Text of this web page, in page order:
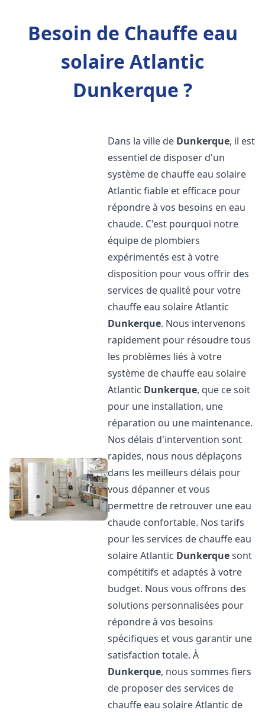
Besoin de Chauffe eau
solaire Atlantic
Dunkerque ?
Dans la ville de Dunkerque, il est
essentiel de disposer d'un
système de chauffe eau solaire
Atlantic fiable et efficace pour
répondre à vos besoins en eau
chaude. C'est pourquoi notre
équipe de plombiers
expérimentés est à votre
disposition pour vous offrir des
services de qualité pour votre
chauffe eau solaire Atlantic
Dunkerque. Nous intervenons
rapidement pour résoudre tous
les problèmes liés à votre
système de chauffe eau solaire
Atlantic Dunkerque, que ce soit
pour une installation, une
réparation ou une maintenance.
Nos délais d'intervention sont
rapides, nous nous déplaçons
dans les meilleurs délais pour
vous dépanner et vous
permettre de retrouver une eau
chaude confortable. Nos tarifs
pour les services de chauffe eau
solaire Atlantic Dunkerquesont
compétitifs et adaptés à votre
budget. Nous vous offrons des
solutions personnalisées pour
répondre à vos besoins
spécifiques et vous garantir une
satisfaction totale. À
Dunkerque, nous sommes fiers
de proposer des services de
chauffe eau solaire Atlantic de